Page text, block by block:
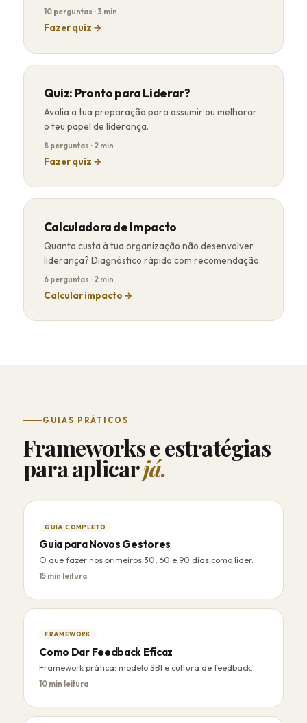
10 perguntas · 3 min
Fazer quiz →
Quiz: Pronto para Liderar?
Avalia a tua preparação para assumir ou melhorar
o teu papel de liderança.
8 perguntas · 2 min
Fazer quiz →
Calculadora de Impacto
Quanto custa à tua organização não desenvolver
liderança? Diagnóstico rápido com recomendação.
6 perguntas · 2 min
Calcular impacto →
GUIAS PRÁTICOS
Frameworks e estratégias
para aplicarjá.
GUIA COMPLETO
Guia para Novos Gestores
O que fazer nos primeiros 30, 60 e 90 dias como líder.
15 min leitura
FRAMEWORK
Como Dar Feedback Eficaz
Framework prática: modelo SBI e cultura de feedback.
10 min leitura